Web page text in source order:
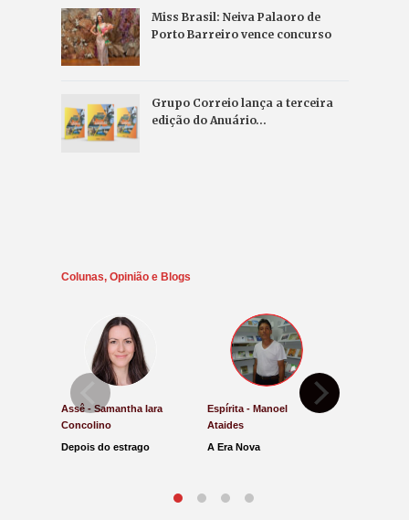
Miss Brasil: Neiva Palaoro de
Porto Barreiro vence concurso
Grupo Correio lança a terceira
edição do Anuário…
Colunas, Opinião e Blogs
Assê - Samantha Iara
Concolino
Depois do estrago
Espírita - Manoel
Ataides
A Era Nova